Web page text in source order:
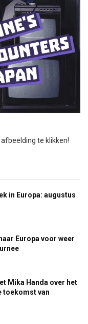
te klikken!
in Europa: augustus
Europa voor weer
Mika Handa over het
toekomst van